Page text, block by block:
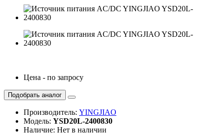
Цена - по запросу
Подобрать аналог
Производитель: YINGJIAO
Модель: YSD20L-2400830
Наличие: Нет в наличии